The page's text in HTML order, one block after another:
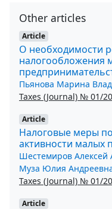
Other articles
Article
О необходимости
налогообложения
Пьянова Марина
Taxes (Journal) № 01/
Article
Налоговые меры
активности малых
Шестемиров Алексей
Муза Юлия
Taxes (Journal) № 01/
Article